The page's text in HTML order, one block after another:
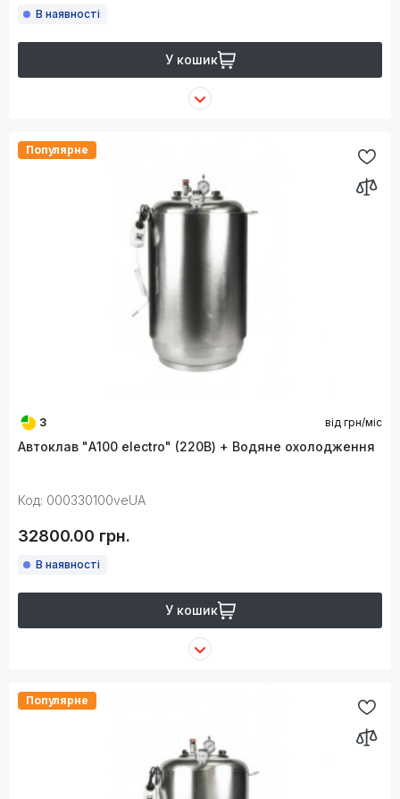
В наявності
У кошик
Популярне
3 від грн/міс
Автоклав "А100 electro" (220В) + Водяне охолодження
Код: 000330100veUA
32800.00 грн.
В наявності
У кошик
Популярне